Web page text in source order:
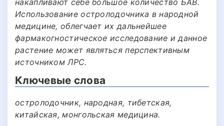
Использование остролодочника в народной
медицине, облегчает их дальнейшее
фармакогностическое исследование и данное
растение может являться перспективным
источником ЛРС.
Ключевые слова
остролодочник, народная, тибетская,
китайская, монгольская медицина.